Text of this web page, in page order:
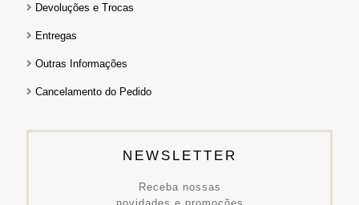
Devoluções e Trocas
Entregas
Outras Informações
Cancelamento do Pedido
NEWSLETTER
Receba nossas